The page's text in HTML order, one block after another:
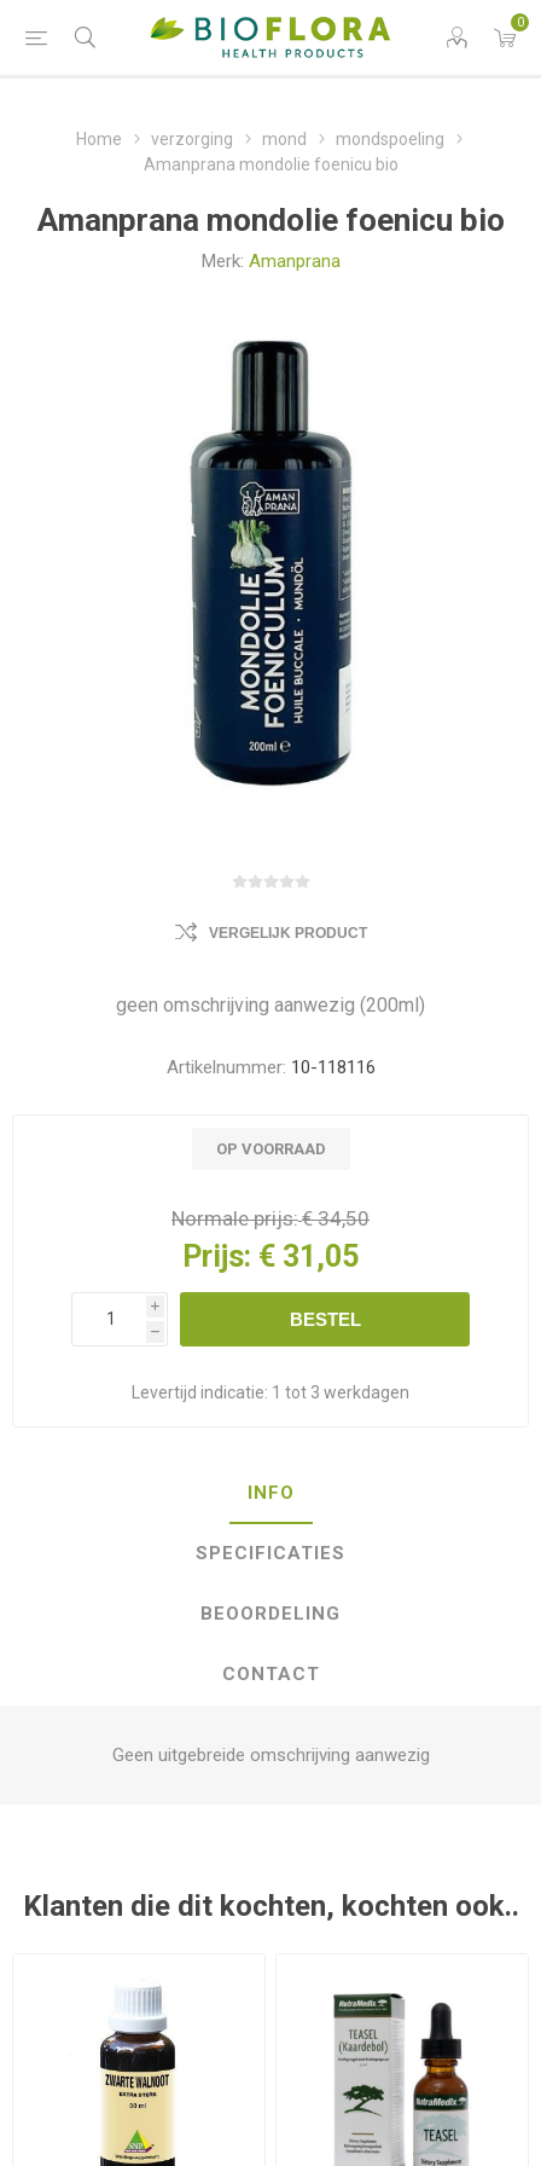
0
Home verzorging mond
mondspoeling
Amanprana mondolie foenicu bio
Amanprana mondolie foenicu bio
Merk: Amanprana
VERGELIJK PRODUCT
geen omschrijving aanwezig (200ml)
Artikelnummer: 10-118116
OP VOORRAAD
Normale prijs:€ 34,50
Prijs: € 31,05
i
h
BESTEL
Levertijd indicatie: 1 tot 3 werkdagen
INFO
SPECIFICATIES
BEOORDELING
CONTACT
Geen uitgebreide omschrijving aanwezig
Klanten die dit kochten, kochten ook..